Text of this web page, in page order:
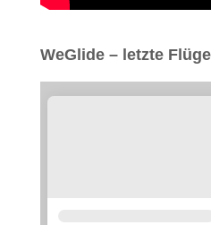
WeGlide – letzte Flüge